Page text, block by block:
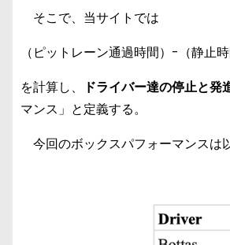
そこで、当サイトでは
（ピットレーン通過時間）-（静止時
を計算し、
ドライバー達の停止と
マンス」と定義する。
今回のボックスパフォーマンスは